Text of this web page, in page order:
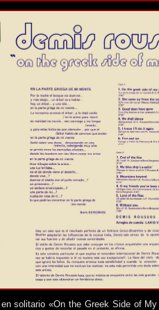
solitario «On the Greek Side of